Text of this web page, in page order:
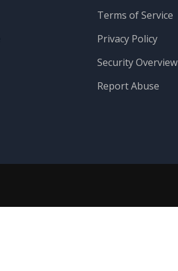
Terms of Service
Privacy Policy
Security Overview
Report Abuse